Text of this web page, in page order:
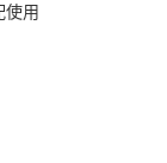
業銀行
使用